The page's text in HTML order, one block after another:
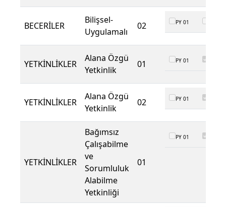
BECERİLER
Bilişsel-
Uygulamalı
02 PY 01
YETKİNLİKLER
Alana Özgü
Yetkinlik
01 PY 01
YETKİNLİKLER
Alana Özgü
Yetkinlik
02 PY 01
YETKİNLİKLER
Bağımsız
Çalışabilme
ve
Sorumluluk
Alabilme
Yetkinliği
01
PY 01